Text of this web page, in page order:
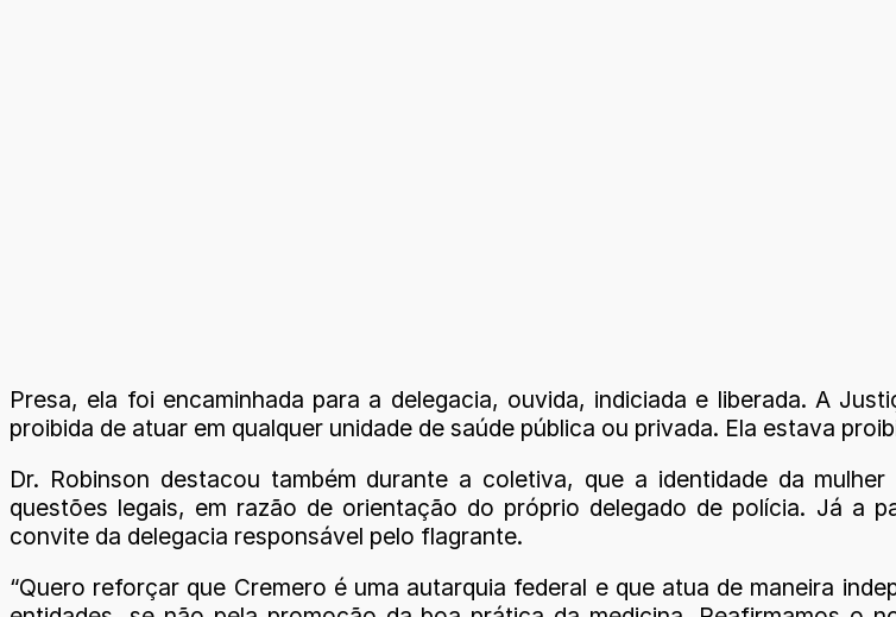
Presa, ela foi encaminhada para a delegacia, ouvida, indiciada e liberada. A
proibida de atuar em qualquer unidade de saúde pública ou privada. Ela estava
Dr. Robinson destacou também durante a coletiva, que a identidade da
questões legais, em razão de orientação do próprio delegado de polícia. Já a
convite da delegacia responsável pelo flagrante.
“Quero reforçar que Cremero é uma autarquia federal e que atua de maneira